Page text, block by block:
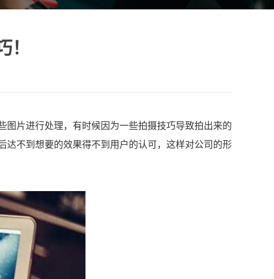
片进行处理，有时候因为一些拍摄技巧导致拍出来的
不到想要的效果得不到用户的认可，这样对公司的形